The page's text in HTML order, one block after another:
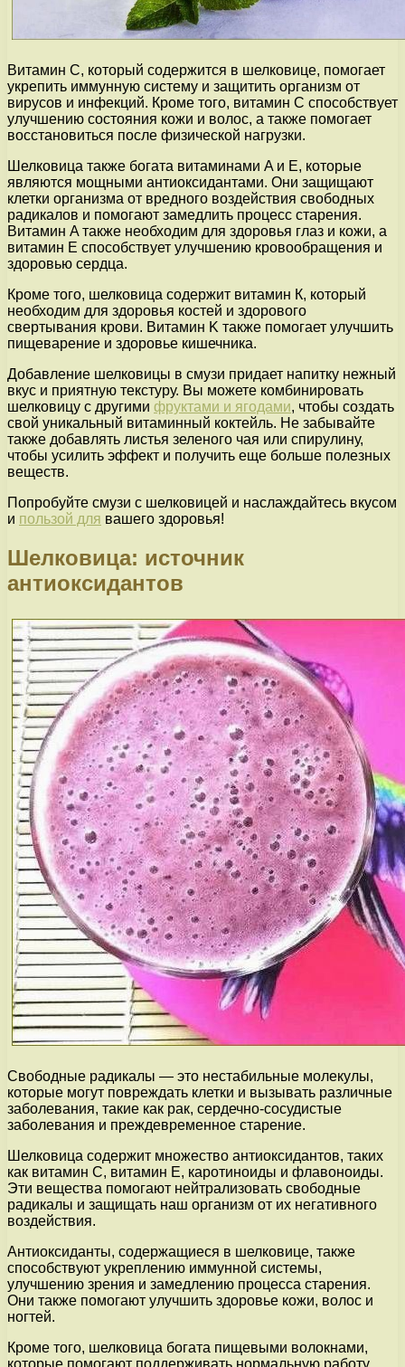
Витамин C, который содержится в шелковице, помогает
укрепить иммунную систему и защитить организм от
вирусов и инфекций. Кроме того, витамин C способствует
улучшению состояния кожи и волос, а также помогает
восстановиться после физической нагрузки.
Шелковица также богата витаминами A и E, которые
являются мощными антиоксидантами. Они защищают
клетки организма от вредного воздействия свободных
радикалов и помогают замедлить процесс старения.
Витамин A также необходим для здоровья глаз и кожи, а
витамин E способствует улучшению кровообращения и
здоровью сердца.
Кроме того, шелковица содержит витамин К, который
необходим для здоровья костей и здорового
свертывания крови. Витамин K также помогает улучшить
пищеварение и здоровье кишечника.
Добавление шелковицы в смузи придает напитку нежный
вкус и приятную текстуру. Вы можете комбинировать
шелковицу с другими фруктами и ягодами, чтобы создать
свой уникальный витаминный коктейль. Не забывайте
также добавлять листья зеленого чая или спирулину,
чтобы усилить эффект и получить еще больше полезных
веществ.
Попробуйте смузи с шелковицей и наслаждайтесь вкусом
и пользой для вашего здоровья!
Шелковица: источник
антиоксидантов
Свободные радикалы — это нестабильные молекулы,
которые могут повреждать клетки и вызывать различные
заболевания, такие как рак, сердечно-сосудистые
заболевания и преждевременное старение.
Шелковица содержит множество антиоксидантов, таких
как витамин C, витамин E, каротиноиды и флавоноиды.
Эти вещества помогают нейтрализовать свободные
радикалы и защищать наш организм от их негативного
воздействия.
Антиоксиданты, содержащиеся в шелковице, также
способствуют укреплению иммунной системы,
улучшению зрения и замедлению процесса старения.
Они также помогают улучшить здоровье кожи, волос и
ногтей.
Кроме того, шелковица богата пищевыми волокнами,
которые помогают поддерживать нормальную работу